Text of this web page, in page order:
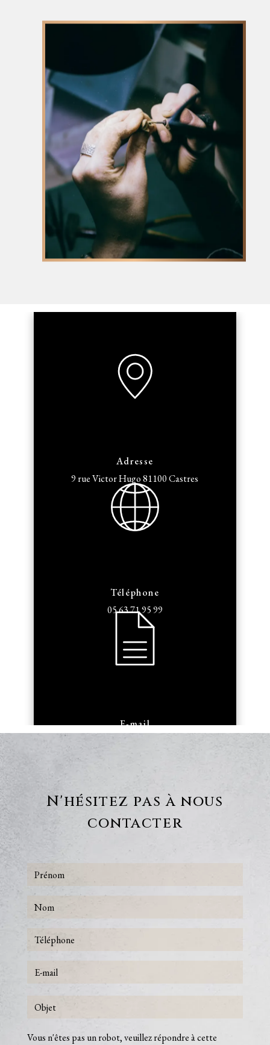
Adresse
9 rue Victor Hugo 81100 Castres
Téléphone
05 63 71 95 99
E-mail
N'hésitez pas à nous
contacter
Vous n'êtes pas un robot, veuillez répondre à cette